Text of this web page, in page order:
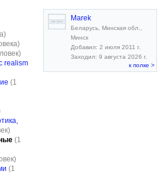
realism
(1
(1
(1
Marek
Беларусь, Минская обл.,
Минск
Добавил: 2 июля 2011 г.
Заходил: 9 августа 2026 г.
к полке >